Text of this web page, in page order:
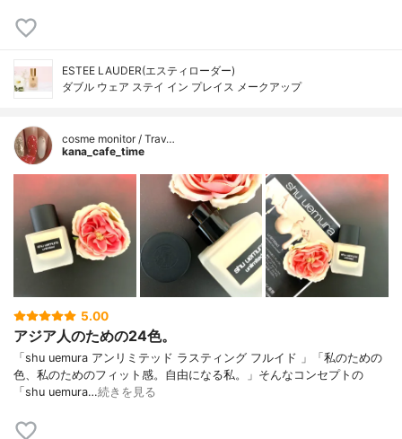
ESTEE LAUDER(エスティローダー)
ダブル ウェア ステイ イン プレイス メークアップ
cosme monitor / Trav…
kana_cafe_time
5.00
アジア人のための24色。
「shu uemura アンリミテッド ラスティング フルイド 」「私のための
色、私のためのフィット感。自由になる私。」そんなコンセプトの
「shu uemura…続きを見る